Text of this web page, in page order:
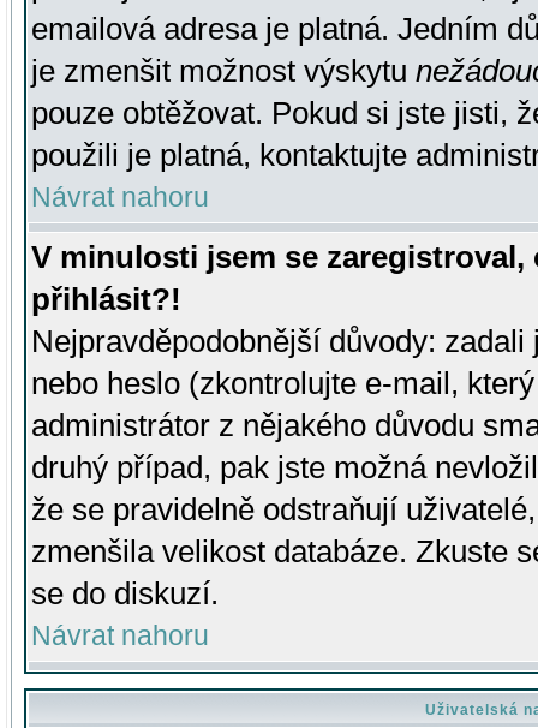
emailová adresa je platná. Jedním
je zmenšit možnost výskytu
pouze obtěžovat. Pokud si jste jisti,
použili je platná, kontaktujte
Návrat nahoru
V minulosti jsem se
přihlásit?!
Nejpravděpodobnější důvody:
nebo heslo (zkontrolujte e-mail,
administrátor z nějakého důvodu
druhý případ, pak jste možná
že se pravidelně odstraňují
zmenšila velikost databáze. Zkuste
se do diskuzí.
Návrat nahoru
Uživatelská